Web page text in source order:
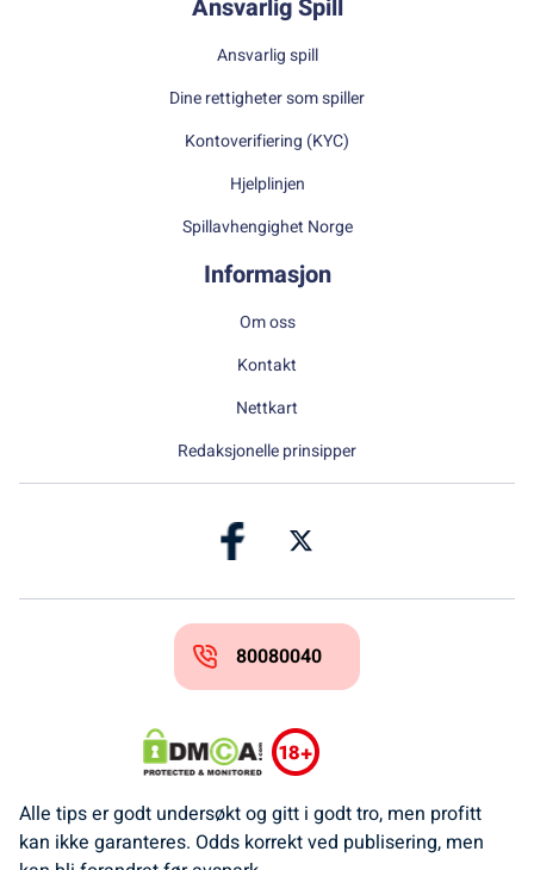
Ansvarlig Spill
Ansvarlig spill
Dine rettigheter som spiller
Kontoverifiering (KYC)
Hjelplinjen
Spillavhengighet Norge
Informasjon
Om oss
Kontakt
Nettkart
Redaksjonelle prinsipper
80080040
Alle tips er godt undersøkt og gitt i godt tro, men profitt
kan ikke garanteres. Odds korrekt ved publisering, men